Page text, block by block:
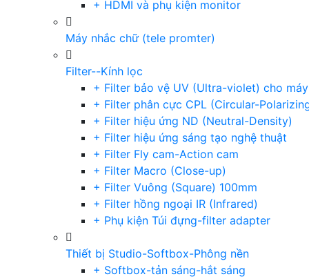
+ HDMI và phụ kiện monitor
Máy nhắc chữ (tele promter)
Filter--Kính lọc
+ Filter bảo vệ UV (Ultra-violet) cho
+ Filter phân cực CPL (Circular-
+ Filter hiệu ứng ND (Neutral-Density)
+ Filter hiệu ứng sáng tạo nghệ thuật
+ Filter Fly cam-Action cam
+ Filter Macro (Close-up)
+ Filter Vuông (Square) 100mm
+ Filter hồng ngoại IR (Infrared)
+ Phụ kiện Túi đựng-filter adapter
Thiết bị Studio-Softbox-Phông nền
+ Softbox-tản sáng-hắt sáng